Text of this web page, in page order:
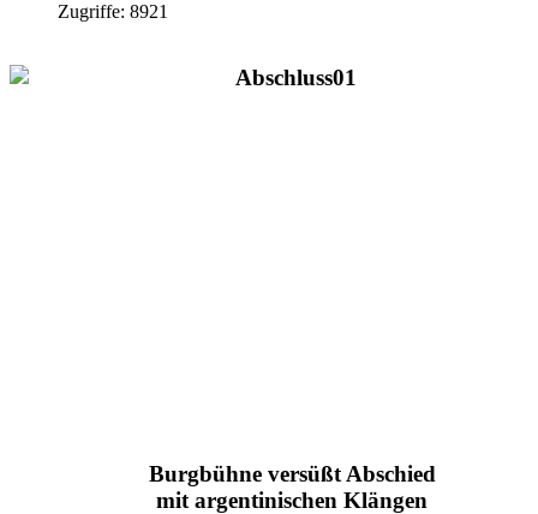
Zugriffe: 8921
Burgbühne versüßt Abschied
mit argentinischen Klängen